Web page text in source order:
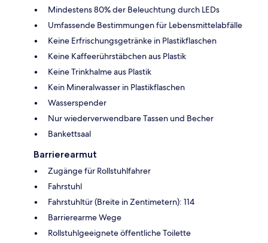
Mindestens 80% der Beleuchtung durch LEDs
Umfassende Bestimmungen für Lebensmittelabfälle
Keine Erfrischungsgetränke in Plastikflaschen
Keine Kaffeerührstäbchen aus Plastik
Keine Trinkhalme aus Plastik
Kein Mineralwasser in Plastikflaschen
Wasserspender
Nur wiederverwendbare Tassen und Becher
Bankettsaal
Barrierearmut
Zugänge für Rollstuhlfahrer
Fahrstuhl
Fahrstuhltür (Breite in Zentimetern): 114
Barrierearme Wege
Rollstuhlgeeignete öffentliche Toilette